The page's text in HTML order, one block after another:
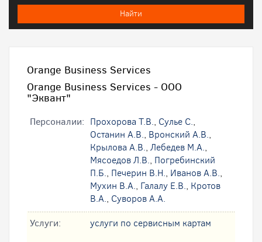
Orange Business Services
Orange Business Services - ООО
"Эквант"
Персоналии: Прохорова Т.В., Сулье С.,
Останин А.В., Вронский А.В.,
Крылова А.В., Лебедев М.А.,
Мясоедов Л.В., Погребинский
П.Б., Печерин В.Н., Иванов А.В.,
Мухин В.А., Галалу Е.В., Кротов
В.А., Суворов А.А.
Услуги:
услуги по сервисным картам